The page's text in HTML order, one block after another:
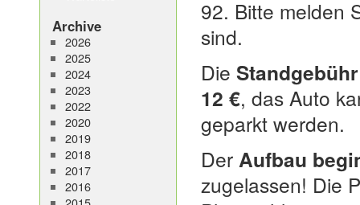
92. Bitte melden
sind.
Die
12 €, das Auto
geparkt werden.
Der Aufbau
zugelassen! Die
Archive
2026
2025
2024
2023
2022
2020
2019
2018
2017
2016